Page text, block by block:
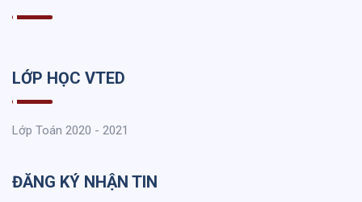
LỚP HỌC VTED
Lớp Toán 2020 - 2021
ĐĂNG KÝ NHẬN TIN